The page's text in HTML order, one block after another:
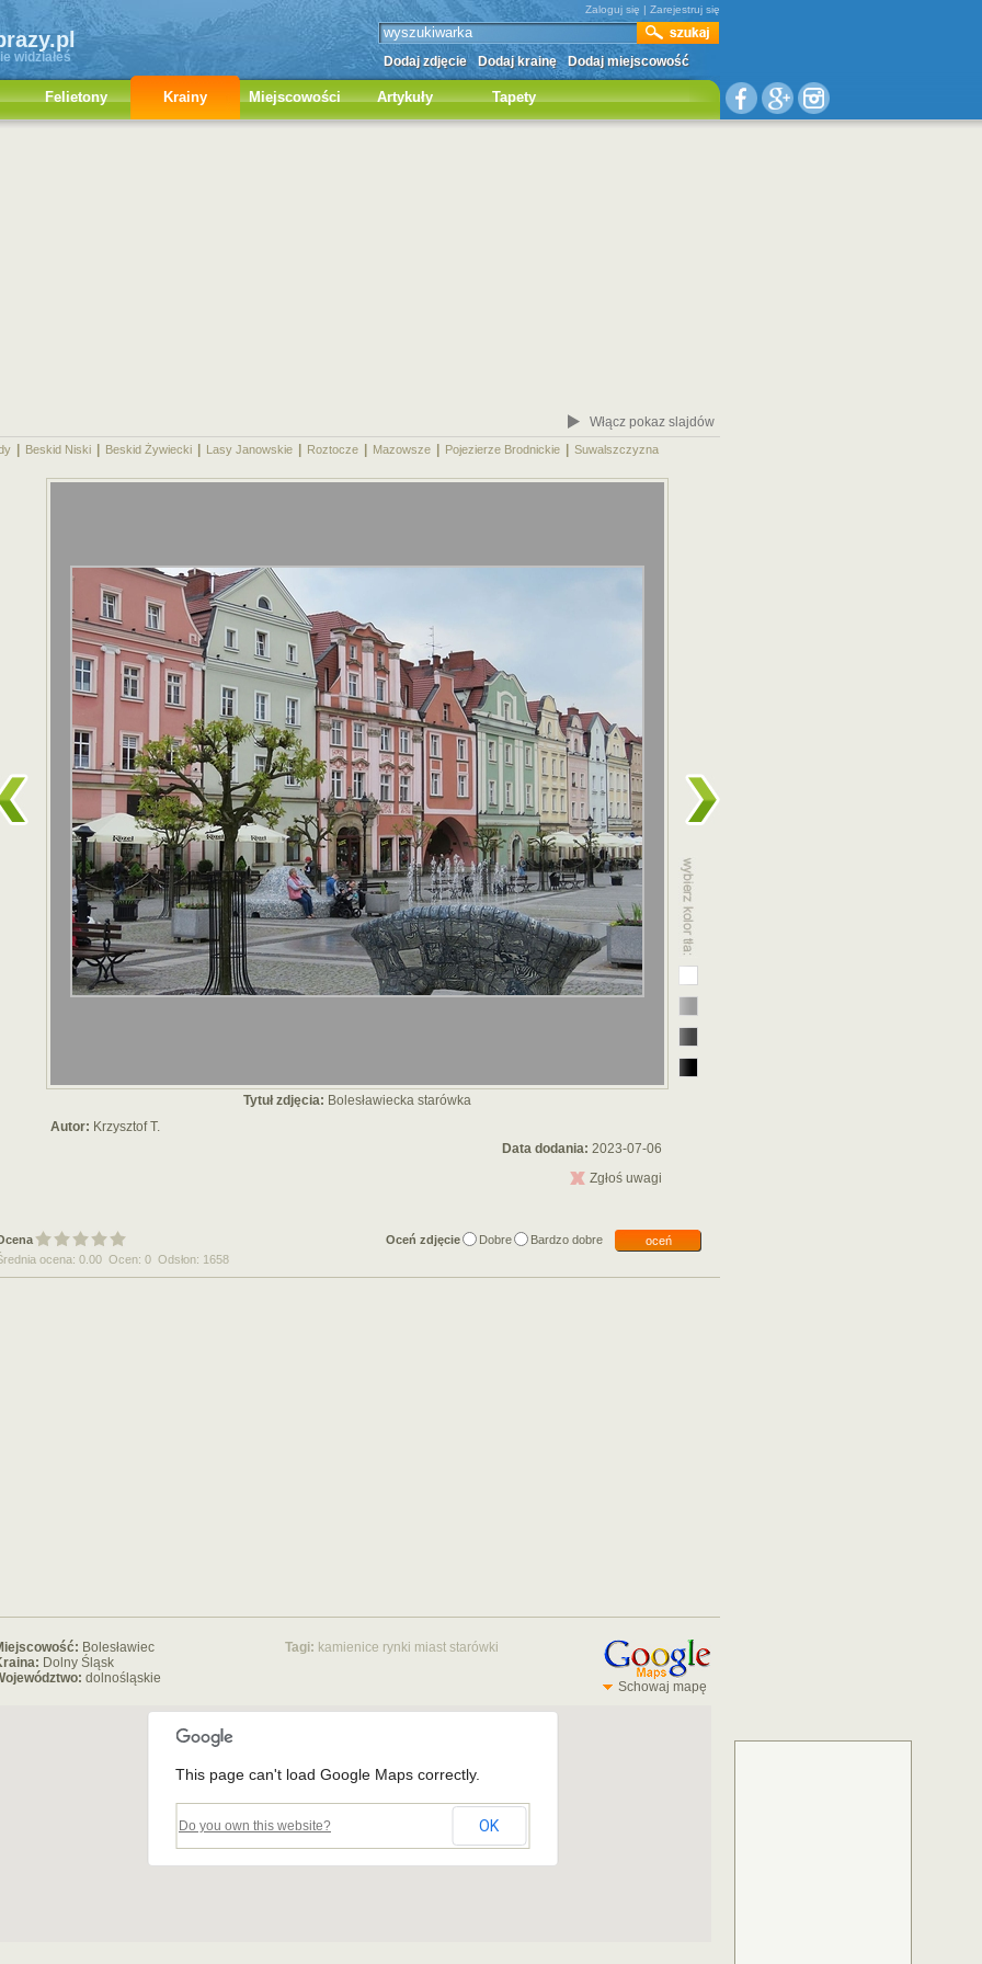
widziałeś
Zaloguj się | Zarejestruj się
Dodaj zdjęcie Dodaj krainę Dodaj miejscowość
Felietony Krainy Miejscowości Artykuły Tapety
Włącz pokaz slajdów
Beskid Niski Beskid Żywiecki Lasy Janowskie Roztocze Mazowsze Pojezierze Brodnickie Suwalszczyzna
Tytuł zdjęcia: Bolesławiecka starówka
Autor: Krzysztof T.
Data dodania: 2023-07-06
Zgłoś uwagi
Oceń zdjęcie Dobre Bardzo dobre
oceń
ocena: 0.00 Ocen: 0 Odsłon: 1658
Bolesławiec
Dolny Śląsk
dolnośląskie
Tagi: kamienice rynki miast starówki
Schowaj mapę
This page can't load Google Maps correctly.
Do you own this website? OK